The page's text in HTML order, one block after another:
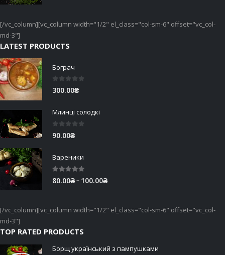
[/vc_column][vc_column width="1/2" el_class="col-sm-6" offset="vc_col-
md-3"]
LATEST PRODUCTS
Бограч
0 out of 5
300.00₴
Млинці солодкі
0 out of 5
90.00₴
Вареники
80.00₴– 100.00₴Price
through
[/vc_column][vc_column width="1/2" el_class="col-sm-6" offset="vc_col-
md-3"]
TOP RATED PRODUCTS
Борщ український з пампушками